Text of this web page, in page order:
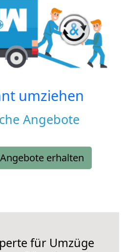
umziehen
Angebote
erhalten
für Umzüge